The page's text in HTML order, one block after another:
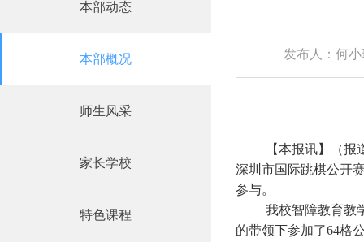
本部动态
本部概况
师生风采
家长学校
特色课程
发布人：何小
【本报讯】（报
深圳市国际跳棋公开
参与。
我校智障教育教
的带领下参加了64格